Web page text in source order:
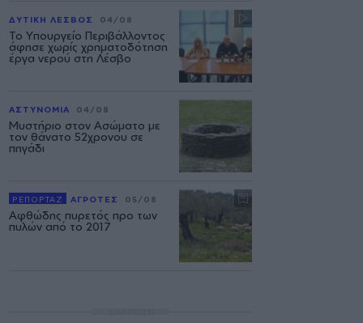
ΔΥΤΙΚΗ ΛΕΣΒΟΣ 04/08
Το Υπουργείο Περιβάλλοντος
άφησε χωρίς χρηματοδότηση
έργα νερού στη Λέσβο
ΑΣΤΥΝΟΜΙΑ 04/08
Μυστήριο στον Ασώματο με
τον θάνατο 52χρονου σε
πηγάδι
ΡΕΠΟΡΤΑΖ ΑΓΡΟΤΕΣ 05/08
Αφθώδης πυρετός προ των
πυλών από το 2017